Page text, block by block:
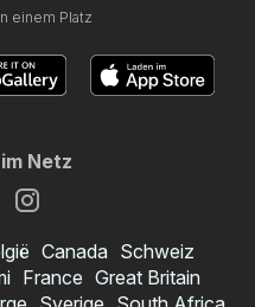
einem Platz
Netz
Canada Schweiz
France Great Britain